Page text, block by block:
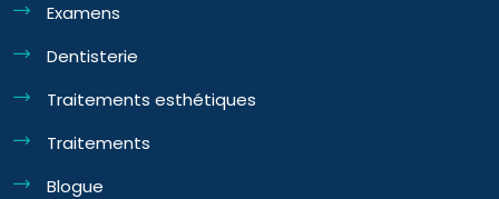
Examens
Dentisterie
Traitements esthétiques
Traitements
Blogue